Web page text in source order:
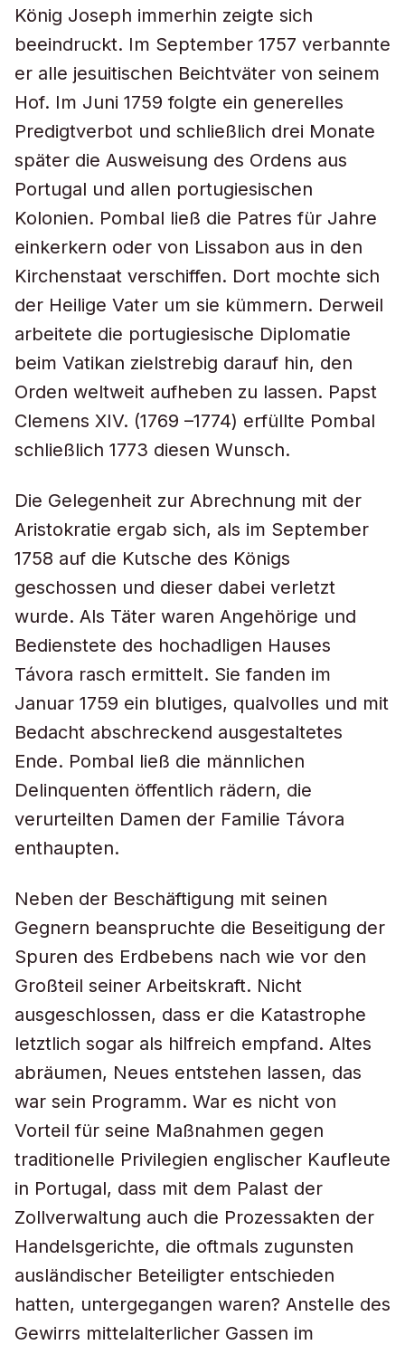
König Joseph immerhin zeigte sich
beeindruckt. Im September 1757 verbannte
er alle jesuitischen Beichtväter von seinem
Hof. Im Juni 1759 folgte ein generelles
Predigtverbot und schließlich drei Monate
später die Ausweisung des Ordens aus
Portugal und allen portugiesischen
Kolonien. Pombal ließ die Patres für Jahre
einkerkern oder von Lissabon aus in den
Kirchenstaat verschiffen. Dort mochte sich
der Heilige Vater um sie kümmern. Derweil
arbeitete die portugiesische Diplomatie
beim Vatikan zielstrebig darauf hin, den
Orden weltweit aufheben zu lassen. Papst
Clemens XIV. (1769 –1774) erfüllte Pombal
schließlich 1773 diesen Wunsch.
Die Gelegenheit zur Abrechnung mit der
Aristokratie ergab sich, als im September
1758 auf die Kutsche des Königs
geschossen und dieser dabei verletzt
wurde. Als Täter waren Angehörige und
Bedienstete des hochadligen Hauses
Távora rasch ermittelt. Sie fanden im
Januar 1759 ein blutiges, qualvolles und mit
Bedacht abschreckend ausgestaltetes
Ende. Pombal ließ die männlichen
Delinquenten öffentlich rädern, die
verurteilten Damen der Familie Távora
enthaupten.
Neben der Beschäftigung mit seinen
Gegnern beanspruchte die Beseitigung der
Spuren des Erdbebens nach wie vor den
Großteil seiner Arbeitskraft. Nicht
ausgeschlossen, dass er die Katastrophe
letztlich sogar als hilfreich empfand. Altes
abräumen, Neues entstehen lassen, das
war sein Programm. War es nicht von
Vorteil für seine Maßnahmen gegen
traditionelle Privilegien englischer Kaufleute
in Portugal, dass mit dem Palast der
Zollverwaltung auch die Prozessakten der
Handelsgerichte, die oftmals zugunsten
ausländischer Beteiligter entschieden
hatten, untergegangen waren? Anstelle des
Gewirrs mittelalterlicher Gassen im